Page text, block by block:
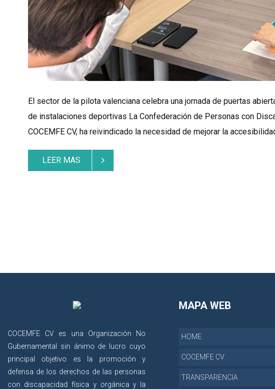
El sector de la pilota valenciana celebra una jornada de puertas
de instalaciones deportivas La Confederación de Personas con
COCEMFE CV, ha reivindicado la necesidad de mejorar la
LEER MAS
COCEMFE CV es una Organización No
Gubernamental sin ánimo de lucro cuyo
principal objetivo es la promoción y
defensa de los derechos de las personas
con discapacidad física y orgánica y la
MAPA WEB
HOME
COCEMFE CV
TRANSPARENCIA